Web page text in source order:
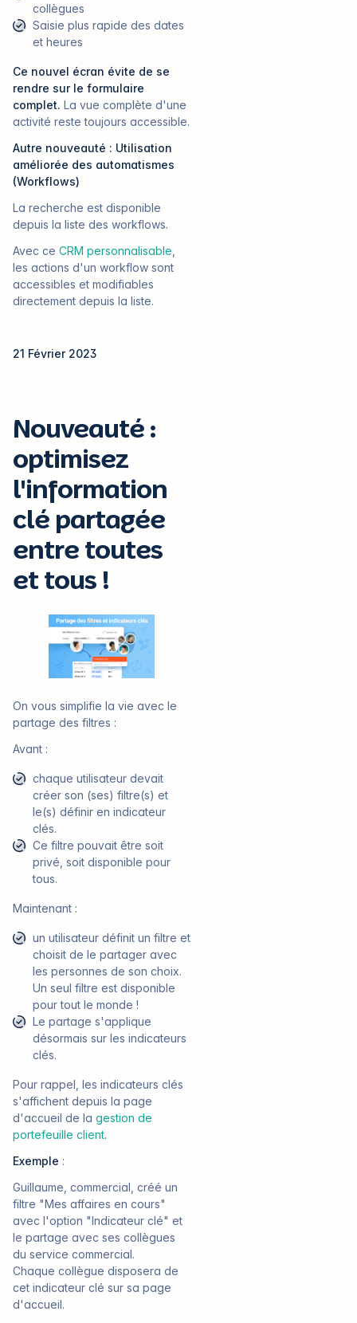
collègues
Saisie plus rapide des dates
et heures
Ce nouvel écran évite de se
rendre sur le formulaire
complet. La vue complète d'une
activité reste toujours accessible.
Autre nouveauté : Utilisation
améliorée des automatismes
(Workflows)
La recherche est disponible
depuis la liste des workflows.
Avec ce CRM personnalisable
les actions d'un workflow sont
accessibles et modifiables
directement depuis la liste.
21 Février 2023
Nouveauté :
optimisez
l'information
clé partagée
entre toutes
et tous !
On vous simplifie la vie avec le
partage des filtres :
Avant :
chaque utilisateur devait
créer son (ses) filtre(s) et
le(s) définir en indicateur
clés.
Ce filtre pouvait être soit
privé, soit disponible pour
tous.
Maintenant :
un utilisateur définit un filtre et
choisit de le partager avec
les personnes de son choix.
Un seul filtre est disponible
pour tout le monde !
Le partage s'applique
désormais sur les indicateurs
clés.
Pour rappel, les indicateurs clés
s'affichent depuis la page
d'accueil de la gestion de
portefeuille client.
Exemple :
Guillaume, commercial, créé un
filtre "Mes affaires en cours"
avec l'option "Indicateur clé" et
le partage avec ses collègues
du service commercial.
Chaque collègue disposera de
cet indicateur clé sur sa page
d'accueil.